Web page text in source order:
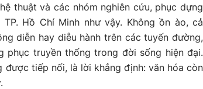
thuật và các nhóm nghiên cứu, phục dựng
Hồ Chí Minh như vậy. Không ồn ào, cả
diễn hay diễu hành trên các tuyến đường,
phục truyền thống trong đời sống hiện đại.
được tiếp nối, là lời khẳng định: văn hóa còn